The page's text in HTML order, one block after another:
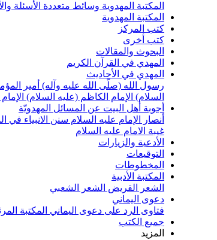
المكتبة المهدوية وسائط متعددة الأسئلة
المكتبة المهدوية
كتب المركز
كتب أخرى
البحوث والمقالات
المهدي في القرآن الكريم
المهدي في الأحاديث
رسول الله (صلّى الله عليه وآله) أمير
السلام) الإمام الكاظم (عليه السلام)
أجوبة أهل البيت عن المسائل المهدويّة
أنصار الإمام عليه السلام سنن الانبياء في
غيبة الامام عليه السلام
الأدعية والزيارات
التوقيعات
المخطوطات
المكتبة الأدبية
الشعر القريض الشعر الشعبي
دعوى اليماني
فتاوى الرد على دعوى اليماني المكتبة
جميع الكتب
المزيد